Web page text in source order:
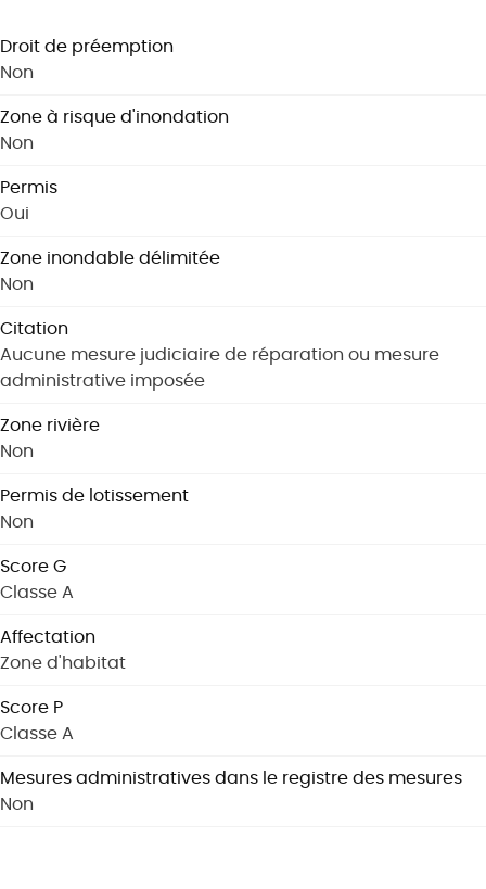
Droit de préemption
Non
Zone à risque d'inondation
Non
Permis
Oui
Zone inondable délimitée
Non
Citation
Aucune mesure judiciaire de réparation ou mesure
administrative imposée
Zone rivière
Non
Permis de lotissement
Non
Score G
Classe A
Affectation
Zone d'habitat
Score P
Classe A
Mesures administratives dans le registre des mesures
Non